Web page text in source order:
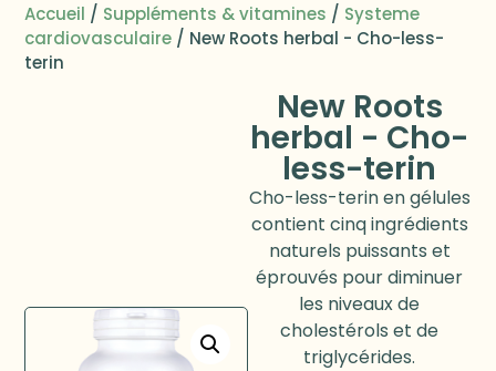
Accueil / Suppléments & vitamines / Systeme
cardiovasculaire / New Roots herbal - Cho-less-
terin
New Roots
herbal - Cho-
less-terin
Cho-less-terin en gélules
contient cinq ingrédients
naturels puissants et
éprouvés pour diminuer
les niveaux de
cholestérols et de
triglycérides.